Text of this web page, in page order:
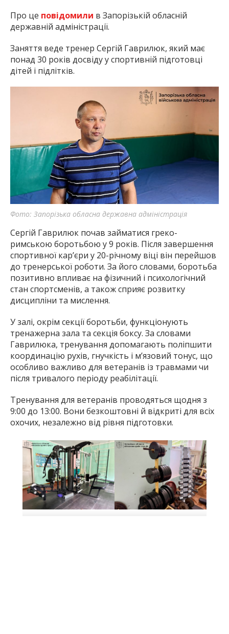
Про це повідомили в Запорізькій обласній
державній адміністрації.
Заняття веде тренер Сергій Гаврилюк, який має
понад 30 років досвіду у спортивній підготовці
дітей і підлітків.
Фото: Запорізька обласна державна адміністрація
Сергій Гаврилюк почав займатися греко-
римською боротьбою у 9 років. Після завершення
спортивної кар’єри у 20-річному віці він перейшов
до тренерської роботи. За його словами, боротьба
позитивно впливає на фізичний і психологічний
стан спортсменів, а також сприяє розвитку
дисципліни та мислення.
У залі, окрім секції боротьби, функціонують
тренажерна зала та секція боксу. За словами
Гаврилюка, тренування допомагають поліпшити
координацію рухів, гнучкість і м’язовий тонус, що
особливо важливо для ветеранів із травмами чи
після тривалого періоду реабілітації.
Тренування для ветеранів проводяться щодня з
9:00 до 13:00. Вони безкоштовні й відкриті для всіх
охочих, незалежно від рівня підготовки.